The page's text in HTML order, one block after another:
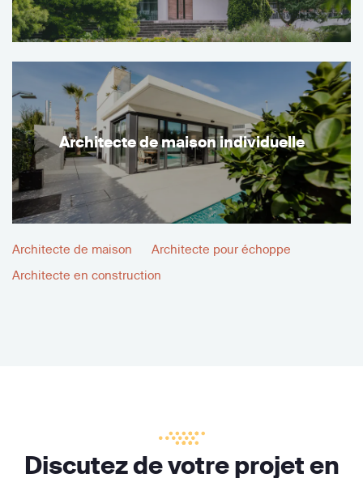
Architecte de maison individuelle
Architecte de maison
Architecte pour échoppe
Architecte en construction
Discutez de votre projet en